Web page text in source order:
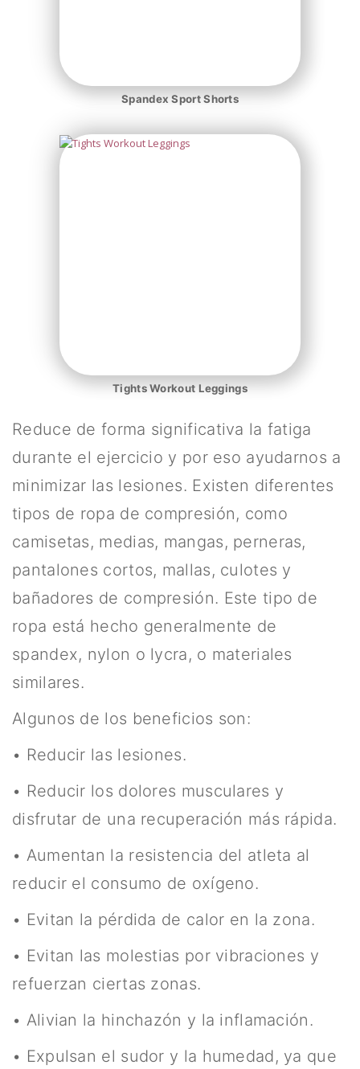
Spandex Sport Shorts
Tights Workout Leggings
Reduce de forma significativa la fatiga
durante el ejercicio y por eso ayudarnos a
minimizar las lesiones. Existen diferentes
tipos de ropa de compresión, como
camisetas, medias, mangas, perneras,
pantalones cortos, mallas, culotes y
bañadores de compresión. Este tipo de
ropa está hecho generalmente de
spandex, nylon o lycra, o materiales
similares.
Algunos de los beneficios son:
• Reducir las lesiones.
• Reducir los dolores musculares y
disfrutar de una recuperación más rápida.
• Aumentan la resistencia del atleta al
reducir el consumo de oxígeno.
• Evitan la pérdida de calor en la zona.
• Evitan las molestias por vibraciones y
refuerzan ciertas zonas.
• Alivian la hinchazón y la inflamación.
• Expulsan el sudor y la humedad, ya que